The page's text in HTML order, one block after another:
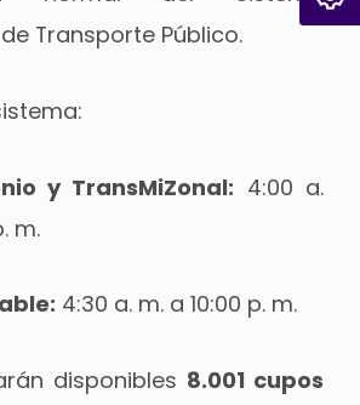
Transporte Público.
y TransMiZonal: 4:00 a.
m.
4:30 a. m. a 10:00 p. m.
disponibles 8.001 cupos